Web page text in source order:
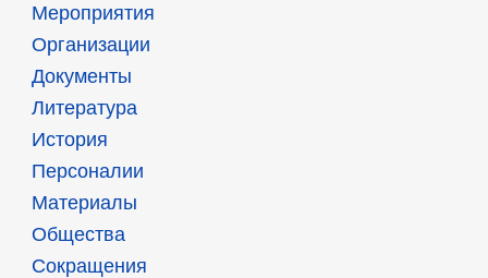
Мероприятия
Организации
Документы
Литература
История
Персоналии
Материалы
Общества
Сокращения